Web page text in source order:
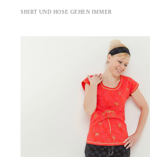
SHIRT UND HOSE GEHEN IMMER